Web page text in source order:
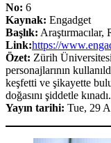
No: 6
Kaynak: Engadget
Başlık:
Link:https://
Özet: Zürih
personajlarının
keşfetti ve şikayette
doğasını şiddetle kınadı.
Yayın tarihi: Tue, 29